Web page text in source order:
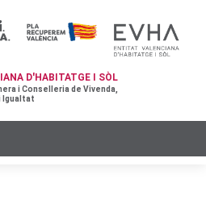
D'HABITATGE I SÒL
i Conselleria de Vivenda,
Igualtat